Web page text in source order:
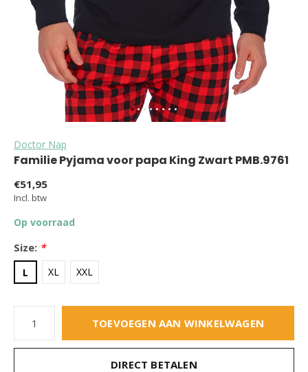
Doctor Nap
Familie Pyjama voor papa King Zwart PMB.9761
€51,95
Incl. btw
Op voorraad
Size: *
L XL XXL
TOEVOEGEN AAN WINKELWAGEN
DIRECT BETALEN